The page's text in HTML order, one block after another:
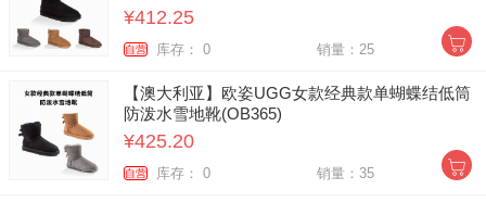
¥412.25
自营 库存： 0 销量：25
【澳大利亚】欧姿UGG女款经典款单蝴蝶结低筒
防泼水雪地靴(OB365)
¥425.20
自营 库存： 0 销量：35